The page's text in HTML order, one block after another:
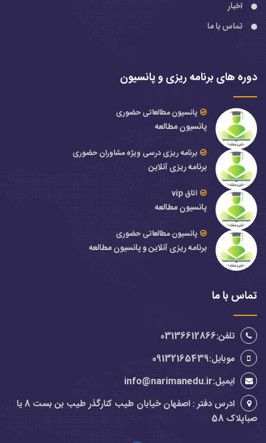
اخبار
تماس با ما
دوره های برنامه ریزی و پانسیون
پانسیون مطالعاتی حضوری
پانسیون مطالعه
برنامه ریزی درسی ویژه مشاوران حضوری
برنامه ریزی آنلاین
اتاق vip
پانسیون مطالعه
پانسیون مطالعاتی حضوری
برنامه ریزی آنلاین و پانسیون مطالعه
تماس با ما
تلفن:03136612866
موبایل:09132165439
ایمیل:info@narimanedu.ir
ادرس دفتر : اصفهان خیابان طیب کنارگذر طیب بن بست 8 یا
صباپلاک 58